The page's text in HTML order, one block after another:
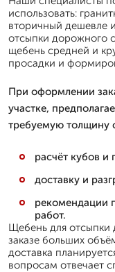
использовать:
вторичный дешевле
отсыпки дорожного
щебень средней и
просадки и
При оформлении
участке,
требуемую толщину
расчёт кубов
доставку и
рекомендации
работ.
Щебень для отсыпки
заказе больших
доставка
вопросам отвечает